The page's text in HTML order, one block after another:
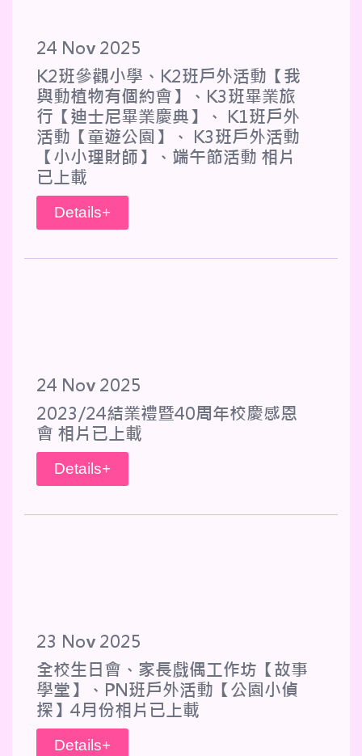
24 Nov 2025
K2班參觀小學、K2班戶外活動【我
與動植物有個約會】、K3班畢業旅
行【迪士尼畢業慶典】、 K1班戶外
活動【童遊公園】、 K3班戶外活動
【小小理財師】、端午節活動 相片
已上載
Details+
24 Nov 2025
2023/24結業禮暨40周年校慶感恩
會 相片已上載
Details+
23 Nov 2025
全校生日會、家長戲偶工作坊【故事
學堂】、PN班戶外活動【公園小偵
探】4月份相片已上載
Details+